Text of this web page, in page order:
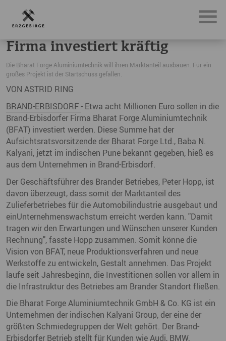
News, Neuigkeiten & Nachrichten aus dem Erzgebirge
Firma investiert kräftig
Die Bharat Forge Aluminiumtechnik will ihren Marktanteil ausbauen. Für ein
großes Projekt ist der Startschuss gefallen.
VON ASTRID RING
BRAND-ERBISDORF- Etwa acht Millionen Euro sollen in die
Brand-Erbisdorfer Firma Bharat Forge Aluminiumtechnik
(BFAT) investiert werden. Diese Summe hat der
Aufsichtsratsvorsitzende der Bharat Forge Ltd., Baba N.
Kalyani, jetzt im indischen Pune bekannt gegeben, hieß es
aus dem Unternehmen in Brand-Erbisdorf.
Der Geschäftsführer des Brander Betriebes, Peter Hopp, ist
davon überzeugt, dass somit der Marktanteil des
Zulieferbetriebes für die Automobilindustrie ausgebaut und
einUnternehmenswachstum erreicht werden kann. "Damit
tragen wir den Erwartungen und Wünschen unserer Kunden
Rechnung", fasste Hopp zusammen. Somit könne die
Vision von BFAT, neue Produktionsverfahren und neue
Werkstoffe zu entwickeln, Gestalt annehmen. Das Projekt
laufe seit Jahresbeginn, die Investitionen sollen vor allem in
die Infrastruktur des Betriebes am Brander Standort fließen.
Die Bharat Forge Aluminiumtechnik GmbH & Co. KG ist ein
Unternehmen der indischen Kalyani Group, der eine der
größten Schmiedegruppen der Welt gehört. Der Brand-
Erbisdorfer Betrieb stellt für Kunden wie Audi, BMW,